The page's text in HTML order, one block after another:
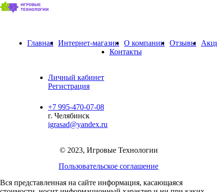
Главная Интернет-магазин О компании Отзывы
Контакты
Личный кабинет
Регистрация
+7 995-470-07-08
г. Челябинск
igrasad@yandex.ru
© 2023, Игровые Технологии
Пользовательское соглашение
Вся представленная на сайте информация, касающаяся